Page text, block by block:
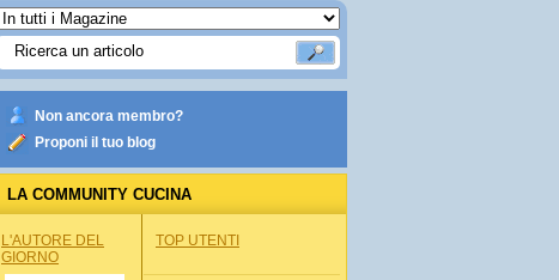
Non ancora membro?
Proponi il tuo blog
LA COMMUNITY CUCINA
L'AUTORE DEL
GIORNO
TOP UTENTI